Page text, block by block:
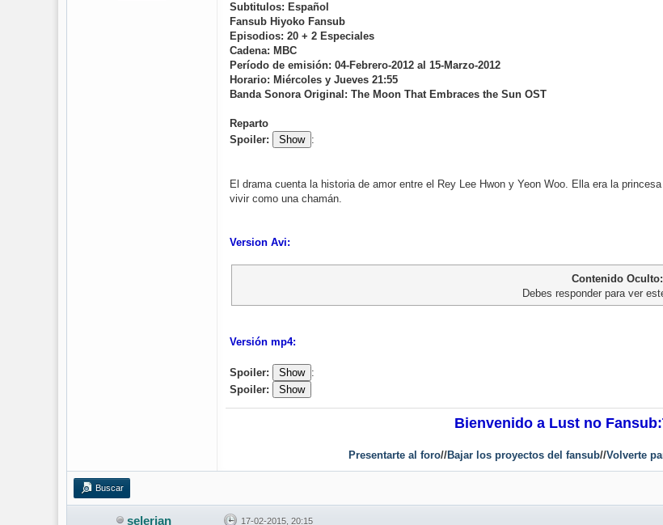
Subtitulos: Español
Fansub Hiyoko Fansub
Episodios: 20 + 2 Especiales
Cadena: MBC
Período de emisión: 04-Febrero-2012 al 15-Marzo-2012
Horario: Miércoles y Jueves 21:55
Banda Sonora Original: The Moon That Embraces the Sun OST
Reparto
Spoiler:
Show :
El drama cuenta la historia de amor entre el Rey Lee Hwon y Yeon Woo. Ella era la
vivir como una chamán.
Version Avi:
Contenido Oculto:
Debes responder para ver
Versión mp4:
Spoiler: Show :
Spoiler:
Show
Bienvenido a Lust no
Presentarte al foro//Bajar los proyectos del fansub//Volverte
Buscar
selerian 17-02-2015, 20:15